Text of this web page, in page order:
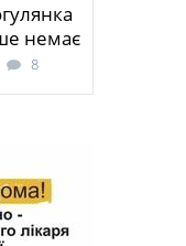
немає
8